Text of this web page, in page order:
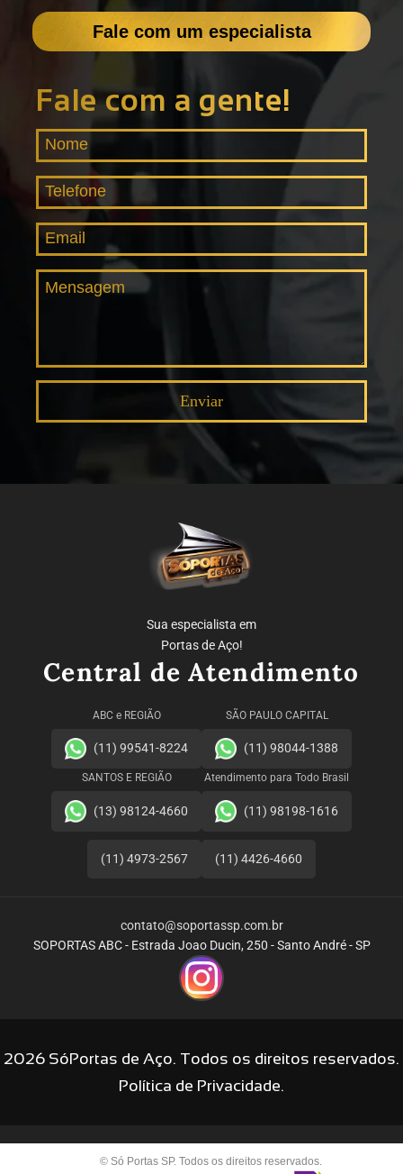
Fale com um especialista
Fale com a gente!
Sua especialista em
Portas de Aço!
Central de Atendimento
ABC e REGIÃO
(11) 99541-8224
SÃO PAULO CAPITAL
(11) 98044-1388
SANTOS E REGIÃO
(13) 98124-4660
Atendimento para Todo Brasil
(11) 98198-1616
(11) 4973-2567 (11) 4426-4660
contato@soportassp.com.br
SOPORTAS ABC - Estrada Joao Ducin, 250 - Santo André - SP
2026 SóPortas de Aço. Todos os direitos reservados.
Política de Privacidade.
© Só Portas SP. Todos os direitos reservados.